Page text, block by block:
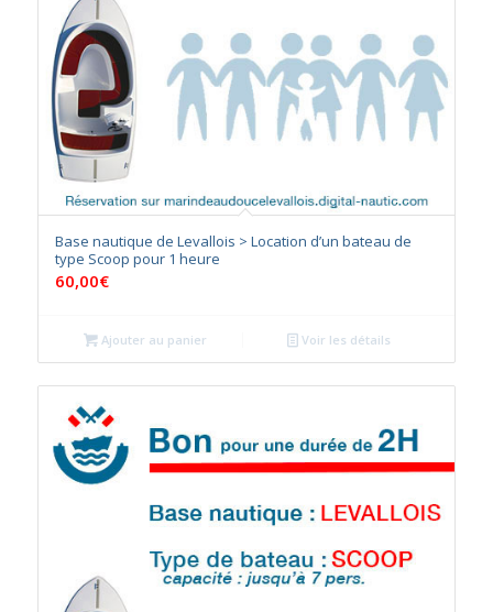
Base nautique de Levallois > Location d’un bateau de
type Scoop pour 1 heure
60,00€
Ajouter au panier Voir les détails